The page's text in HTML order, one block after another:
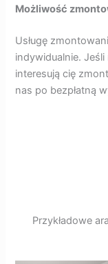
Możliwość
Usługę
indywidualnie.
interesują cię
nas po bezpłatną
Przykładowe